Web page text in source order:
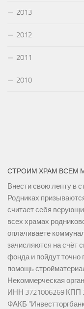
2013
2012
2011
2010
СТРОИМ ХРАМ ВСЕМ
Внести свою лепту в
Родниках
считает себя
всех храмах
оплачиваете
зачисляются на счёт
фонда и пойдут точно
помощь
Некоммерческая
ИНН 3721006269 КПП
ФАКБ